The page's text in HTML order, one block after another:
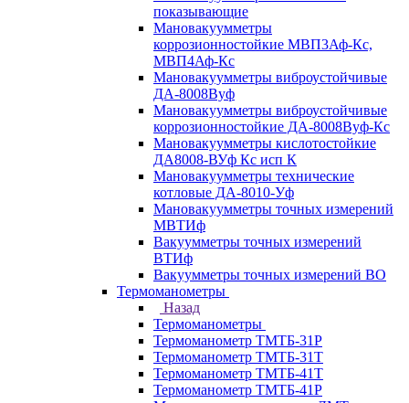
показывающие
Мановакуумметры
коррозионностойкие МВП3Аф-Кс,
МВП4Аф-Кс
Мановакуумметры виброустойчивые
ДА-8008Вуф
Мановакуумметры виброустойчивые
коррозионностойкие ДА-8008Вуф-Кс
Мановакуумметры кислотостойкие
ДА8008-ВУф Кс исп К
Мановакуумметры технические
котловые ДА-8010-Уф
Мановакуумметры точных измерений
МВТИф
Вакуумметры точных измерений
ВТИф
Вакуумметры точных измерений ВО
Термоманометры
Назад
Термоманометры
Термоманометр ТМТБ-31Р
Термоманометр ТМТБ-31Т
Термоманометр ТМТБ-41Т
Термоманометр ТМТБ-41Р